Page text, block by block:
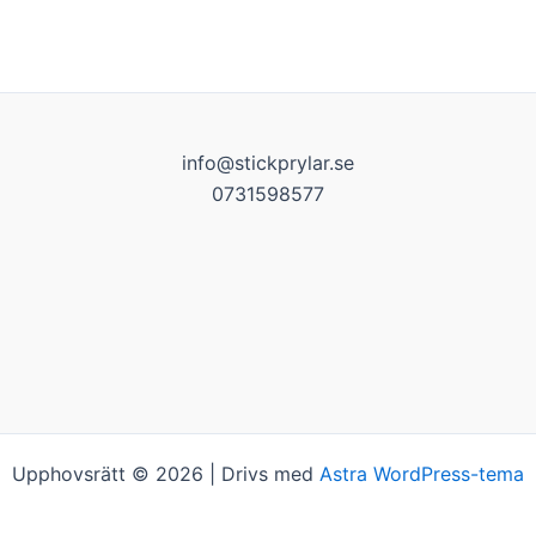
info@stickprylar.se
0731598577
Upphovsrätt © 2026 | Drivs med Astra WordPress-tema